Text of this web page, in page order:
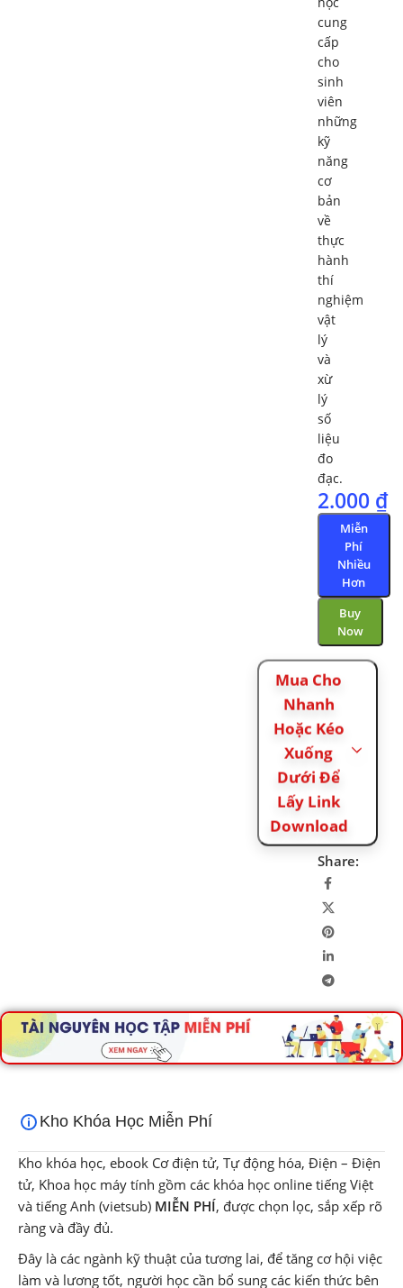
cung
cấp
cho
sinh
viên
những
kỹ
năng
cơ
bản
về
thực
hành
thí
nghiệm
vật
lý
và
xừ
lý
số
liệu
đo
đạc.
2.000 ₫
Miễn
Phí
Nhiều
Hơn
Buy
Now
Mua Cho
Nhanh
Hoặc Kéo
Xuống
Dưới Để
Lấy Link
Download
Share:
Kho Khóa Học Miễn Phí
Kho khóa học, ebook Cơ điện tử, Tự động hóa, Điện – Điện
tử, Khoa học máy tính gồm các khóa học online tiếng Việt
và tiếng Anh (vietsub) MIỄN PHÍ, được chọn lọc, sắp xếp rõ
ràng và đầy đủ.
Đây là các ngành kỹ thuật của tương lai, để tăng cơ hội việc
làm và lương tốt, người học cần bổ sung các kiến thức bên